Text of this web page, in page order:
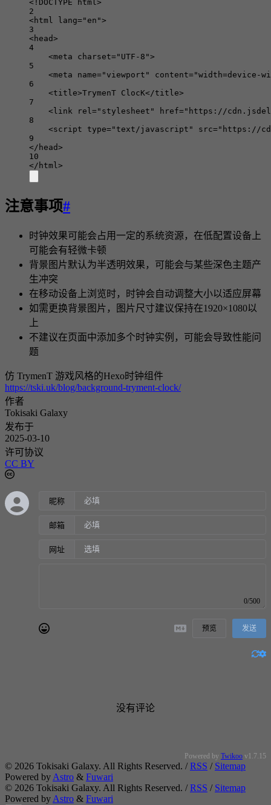
<! DOCTYPE html >
2
<html lang="en">
3
<head>
4
<meta charset="UTF-8">
5
<meta name="viewport" content="width=device-
6
<title>TrymenT ClocK</title>
7
<link rel ="stylesheet" href="https://
8
<script type="text/javascript" src="https://
9
</ head>
10
</ html >
注意事项#
时钟效果可能会占用一定的系统资源，在低配置设备上
可能会有轻微卡顿
背景图片默认为半透明效果，可能会与某些深色主题产
生冲突
在移动设备上浏览时，时钟会自动调整大小以适应屏幕
如需更换背景图片，图片尺寸建议保持在1920×1080以
上
不建议在页面中添加多个时钟实例，可能会导致性能问
题
仿 TrymenT 游戏风格的Hexo时钟组件
https://tski.uk/blog/background-tryment-clock/
作者
Tokisaki Galaxy
发布于
2025-03-10
许可协议
CC BY
昵称
邮箱
网址
0/500
预览 发送
没有评论
Powered by Twikoo v1.7.15
© 2026 Tokisaki Galaxy. All Rights Reserved. /RSS / Sitemap
Powered by Astro & Fuwari
© 2026 Tokisaki Galaxy. All Rights Reserved. /RSS / Sitemap
Powered by Astro & Fuwari